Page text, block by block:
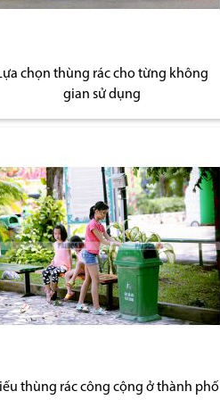
chọn thùng rác cho từng không
gian sử dụng
thùng rác công cộng ở thành phố